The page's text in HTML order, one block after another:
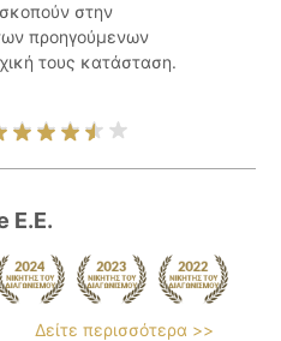
στην
προηγούμενων
τους κατάσταση.
E.E.
Δείτε περισσότερα >>